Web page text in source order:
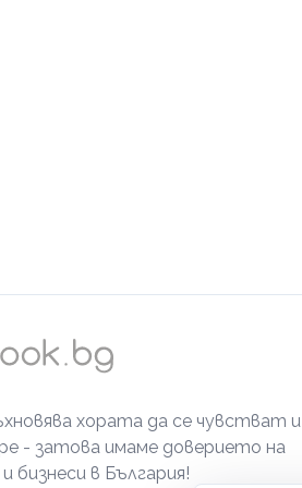
хората да се чувстват и
- затова имаме доверието на
бизнеси в България!